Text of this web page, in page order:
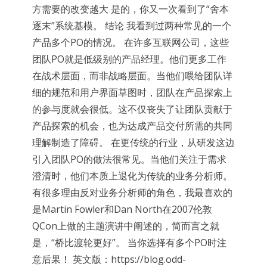
方需要的改变越大 是的，你又一次看到了“舍本
逐末”系统基模。 结论 我看到过两种常见的一个
产品多个PO的情况。 在许多互联网公司，这些
团队PO就是低级别的产品经理。他们更多工作
在战术层面，而非战略层面。当他们喂给团队详
细的规范和用户界面草图时，团队在产品探索上
的参与度就会很低。这不仅丧失了让团队贡献于
产品探索的机会，也为达成产品交付所需的共同
理解制造了障碍。 在更传统的行业，从研发这边
引入团队PO的做法很常见。当他们关注于需求
澄清时，他们本质上退化为传统的业务分析师。
有很多理由反对业务分析师的角色，我最喜欢的
是Martin Fowler和Dan North在2007伦敦
QCon上做的主题演讲中阐述的，简而言之就
是，“桥比渡轮更好”。 当你选择有多个PO时注
意后果！ 英文版：https://blog.odd-